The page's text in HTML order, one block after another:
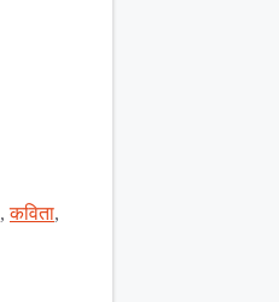
,कविता,